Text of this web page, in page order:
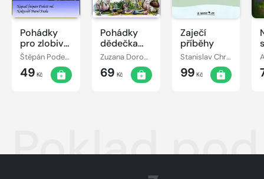
Pohádky
pro zlobivé
strašidýlkoŠtěpán Podešt, ml.
49 Kč
Pohádky
dědečka
Lampáře Zuzana Dorogiová
69 Kč
Zaječí
příběhy
Stanislav Chromčák
99 Kč
Poklad